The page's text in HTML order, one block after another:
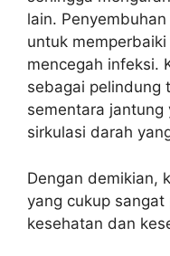
lain.
untuk
mencegah infeksi.
sebagai pelindung
sementara jantung
sirkulasi darah
Dengan demikian,
yang cukup
kesehatan dan